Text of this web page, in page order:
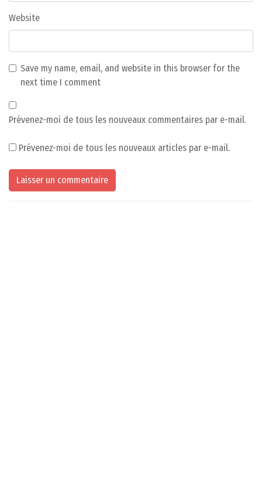
Website
Save my name, email, and website in this browser for the
next time I comment
Prévenez-moi de tous les nouveaux commentaires par e-mail.
Prévenez-moi de tous les nouveaux articles par e-mail.